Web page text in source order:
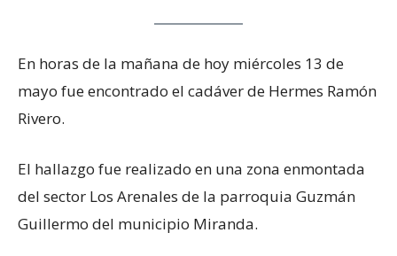
En horas de la mañana de hoy miércoles 13 de
mayo fue encontrado el cadáver de Hermes Ramón
Rivero.
El hallazgo fue realizado en una zona enmontada
del sector Los Arenales de la parroquia Guzmán
Guillermo del municipio Miranda.